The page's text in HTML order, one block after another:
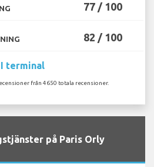
77 / 100
82 / 100
I terminal
från 4650 totala recensioner.
på Paris Orly